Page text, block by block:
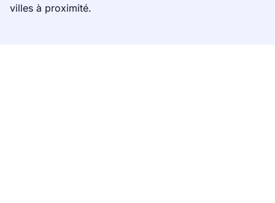
villes à proximité.